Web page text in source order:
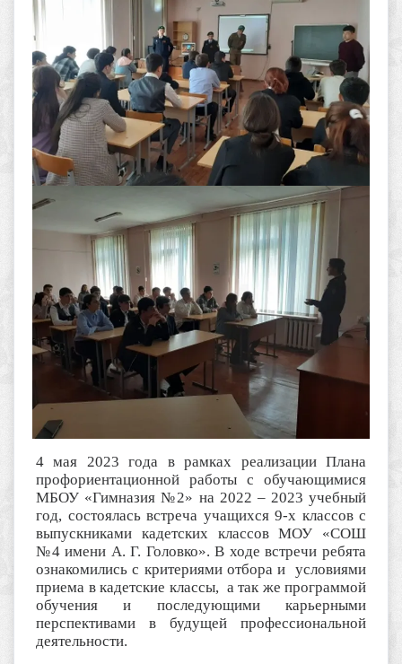
4 мая 2023 года в рамках реализации Плана
профориентационной работы с обучающимися
МБОУ «Гимназия №2» на 2022 – 2023 учебный
год, состоялась встреча учащихся 9-х классов с
выпускниками кадетских классов МОУ «СОШ
№4 имени А. Г. Головко». В ходе встречи ребята
ознакомились с критериями отбора и условиями
приема в кадетские классы, а так же программой
обучения и последующими карьерными
перспективами в будущей профессиональной
деятельности.